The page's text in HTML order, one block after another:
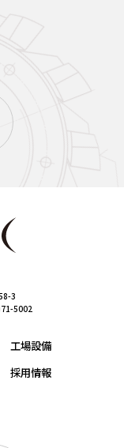
3
5002
工場設備
採用情報